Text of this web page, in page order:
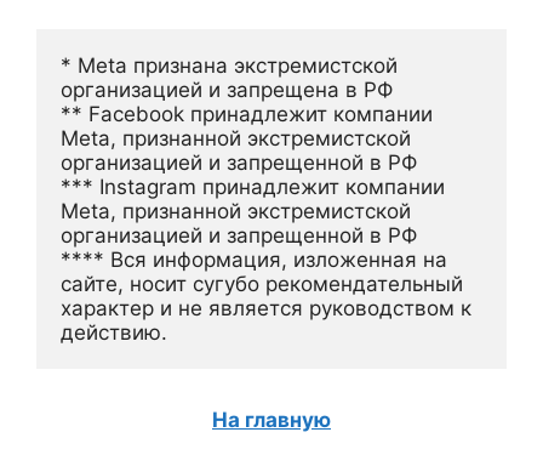
* Meta признана экстремистской
организацией и запрещена в РФ
** Facebook принадлежит компании
Meta, признанной экстремистской
организацией и запрещенной в РФ
*** Instagram принадлежит компании
Meta, признанной экстремистской
организацией и запрещенной в РФ
**** Вся информация, изложенная на
сайте, носит сугубо рекомендательный
характер и не является руководством к
действию.
На главную